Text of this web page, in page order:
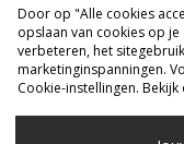
Door op "Alle cookies
opslaan van cookies op
verbeteren, het
marketinginspanningen.
Cookie-instellingen. Bekijk